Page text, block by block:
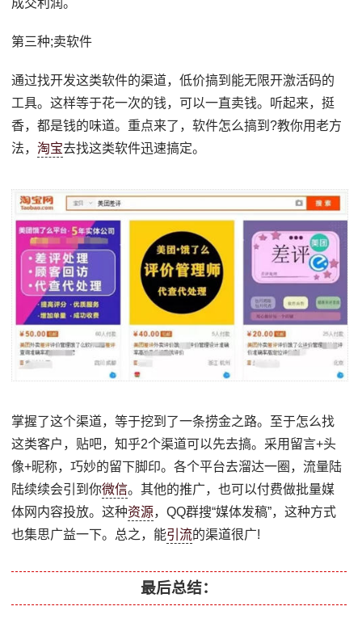
第三种;卖软件
通过找开发这类软件的渠道，低价搞到能无限开激活码的
工具。这样等于花一次的钱，可以一直卖钱。听起来，挺
香，都是钱的味道。重点来了，软件怎么搞到?教你用老方
法，淘宝去找这类软件迅速搞定。
掌握了这个渠道，等于挖到了一条捞金之路。至于怎么找
这类客户，贴吧，知乎2个渠道可以先去搞。采用留言+头
像+昵称，巧妙的留下脚印。各个平台去溜达一圈，流量陆
陆续续会引到你微信。其他的推广，也可以付费做批量媒
体网内容投放。这种资源，QQ群搜“媒体发稿”，这种方式
也集思广益一下。总之，能引流的渠道很广!
最后总结：